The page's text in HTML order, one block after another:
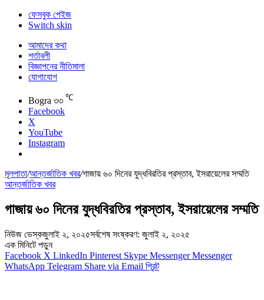
ফেসবুক পেইজ
Switch skin
আমাদের কথা
শর্তাবলী
বিজ্ঞাপনের নীতিমালা
যোগাযোগ
Bogra ৩৩ ℃
Facebook
X
YouTube
Instagram
মূলপাতা/আন্তর্জাতিক খবর/গাজায় ৬০ দিনের যুদ্ধবিরতির প্রস্তাব, ইসরায়েলের সম্মতি
আন্তর্জাতিক খবর
গাজায় ৬০ দিনের যুদ্ধবিরতির প্রস্তাব, ইসরায়েলের সম্মতি
নিউজ ডেস্কজুলাই ২, ২০২৫সর্বশেষ সংষ্করণ: জুলাই ২, ২০২৫
এক মিনিটে পড়ুন
Facebook X LinkedIn Pinterest Skype Messenger Messenger
WhatsApp Telegram Share via Email প্রিন্ট